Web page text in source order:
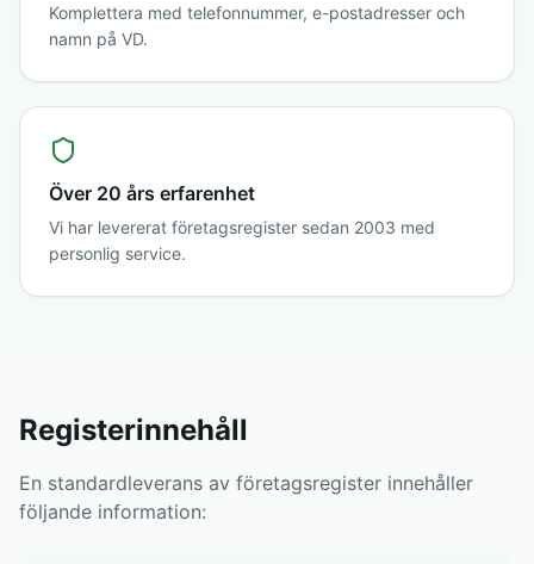
Komplettera med telefonnummer, e-postadresser och
namn på VD.
Över 20 års erfarenhet
Vi har levererat företagsregister sedan 2003 med
personlig service.
Registerinnehåll
En standardleverans av företagsregister innehåller
följande information: